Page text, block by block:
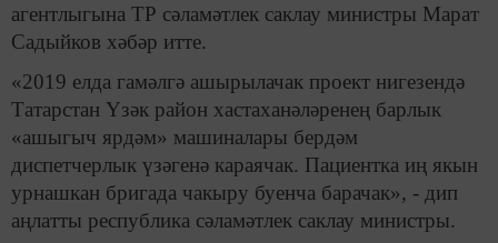
агентлыгына ТР сәламәтлек саклау министры Марат
Садыйков хәбәр итте.
«2019 елда гамәлгә ашырылачак проект нигезендә
Татарстан Үзәк район хастаханәләренең барлык
«ашыгыч ярдәм» машиналары бердәм
диспетчерлык үзәгенә караячак. Пациентка иң якын
урнашкан бригада чакыру буенча барачак», - дип
аңлатты республика сәламәтлек саклау министры.